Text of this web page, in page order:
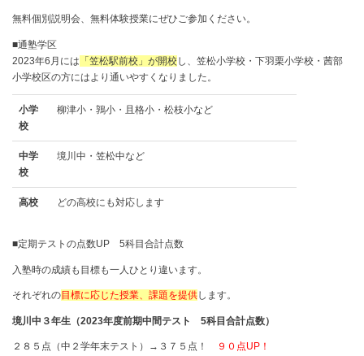
無料個別説明会、無料体験授業にぜひご参加ください。
■通塾学区
2023年6月には 「笠松駅前校」が開校し、笠松小学校・下羽栗小学校・茜部
小学校区の方にはより通いやすくなりました。
小学
校
柳津小・鶉小・且格小・松枝小など
中学
校
境川中・笠松中など
高校 どの⾼校にも対応します
■定期テストの点数UP 5科目合計点数
入塾時の成績も目標も一人ひとり違います。
それぞれの目標に応じた授業、課題を提供します。
境川中３年生（2023年度前期中間テスト 5科目合計点数）
２８５点（中２学年末テスト）→３７５点！
９０点UP！